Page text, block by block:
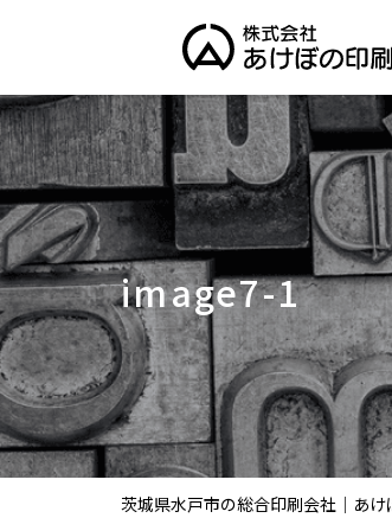
image7-1
茨城県水戸市の総合印刷会社｜あけ